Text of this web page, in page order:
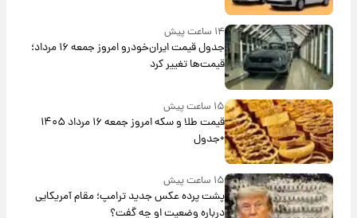
۱۴ ساعت پیش
جدول قیمت ایران‌خودرو امروز جمعه ۱۶ مرداد؛
قیمت‌ها تغییر کرد
۱۵ ساعت پیش
قیمت طلا و سکه امروز جمعه ۱۶ مرداد ۱۴۰۵
+جدول
۱۵ ساعت پیش
پشت پرده عکس جدید ترامپ؛ مقام آمریکایی
درباره وضعیت او چه گفت؟